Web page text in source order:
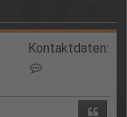
Kontaktdaten: